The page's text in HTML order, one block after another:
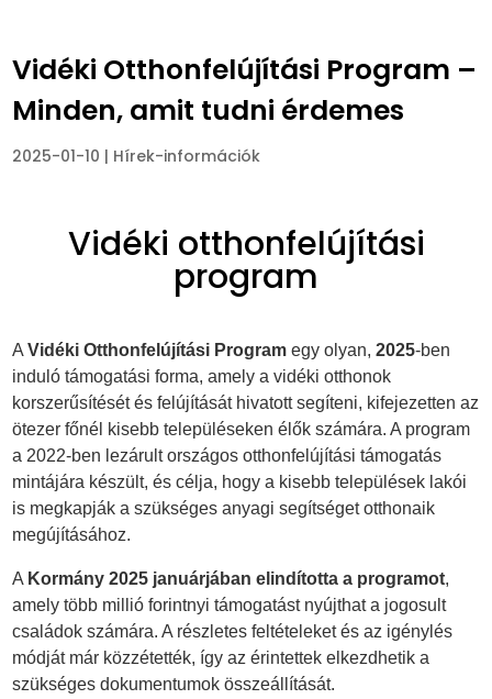
Vidéki Otthonfelújítási Program –
Minden, amit tudni érdemes
2025-01-10 | Hírek-információk
Vidéki otthonfelújítási
program
AVidéki Otthonfelújítási Program egy olyan,2025-ben
induló támogatási forma, amely a vidéki otthonok
korszerűsítését és felújítását hivatott segíteni, kifejezetten az
ötezer főnél kisebb településeken élők számára. A program
a 2022-ben lezárult országos otthonfelújítási támogatás
mintájára készült, és célja, hogy a kisebb települések lakói
is megkapják a szükséges anyagi segítséget otthonaik
megújításához.
A Kormány 2025 januárjában elindította a programot,
amely több millió forintnyi támogatást nyújthat a jogosult
családok számára. A részletes feltételeket és az igénylés
módját már közzétették, így az érintettek elkezdhetik a
szükséges dokumentumok összeállítását.